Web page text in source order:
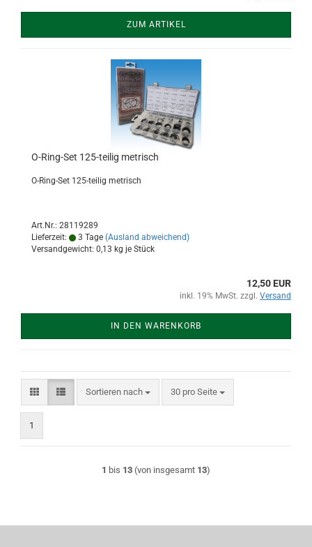
ZUM ARTIKEL
O-Ring-Set 125-teilig metrisch
O-Ring-Set 125-teilig metrisch
Art.Nr.: 28119289
Lieferzeit:
3 Tage (Ausland abweichend)
Versandgewicht: 0,13 kg je Stück
12,50 EUR
inkl. 19% MwSt. zzgl. Versand
IN DEN WARENKORB
Sortieren nach
Sortieren nach 30 pro Seite
pro Seite
1
1 bis 13 (von insgesamt 13)